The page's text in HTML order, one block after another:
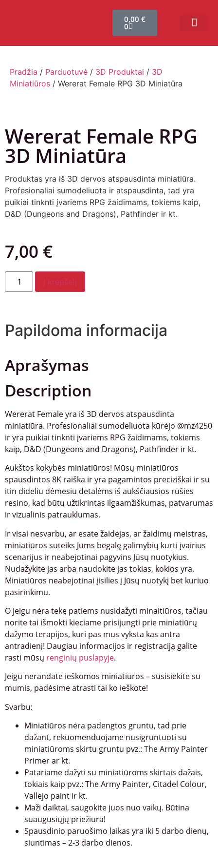
0,00€
0
Pradžia / Parduotuvė / 3D Produktai / 3D
Miniatiūros / Wererat Female RPG 3D Miniatūra
Wererat Female RPG
3D Miniatūra
Produktas yra iš 3D dervos atspausdinta miniatiūra.
Profesionaliai sumodeliuota ir atspausdinta, tad yra
puikiai tinknti įvariems RPG žaidimams, tokiems kaip,
D&D (Dungeons and Dragons), Pathfinder ir kt.
7,00 €
Į krepšelį
Papildoma informacija
Aprašymas
Description
Wererat Female yra iš 3D dervos atspausdinta
miniatiūra. Profesionaliai sumodeliuota kūrėjo @mz4250
ir yra puikiai tinknti įvariems RPG žaidimams, tokiems
kaip, D&D (Dungeons and Dragons), Pathfinder ir kt.
Aukštos kokybės miniatiūros! Mūsų miniatiūros
spausdintos 8K raiška ir yra pagamintos preciziškai ir su
itin dideliu dėmesiu detalėms iš aukščiausios rūšies
resino, kad būtų užtikrintas ilgaamžiškumas, patvarumas
ir vizualinis patrauklumas.
Ir visai nesvarbu, ar esate žaidėjas, ar žaidimų meistras,
miniatiūros suteiks Jums begalę galimybių kurti įvairius
scenarijus ir neabejotinai pagyvins Jūsų nuotykius.
Nudažykite jas arba naudokite jas tokias, kokios yra.
Miniatiūros neabejotinai įisilies į Jūsų nuotykį bet kuriuo
pasirinkimu.
O jeigu nėra tekę patiems nusidažyti minaitiūros, tačiau
norite tai išmokti kieciame prisijungti prie miniatiūrų
dažymo terapijos, kuri pas mus vyksta kas antra
antradienį! Daugiau informacijos ir registraciją galite
rasti mūsų renginių puslapyje.
Jeigu nerandate ieškomos miniatiūros – susisiekite su
mumis, padėsime atrasti tai ko ieškote!
Svarbu:
Miniatiūros nėra padengtos gruntu, tad prie
dažant, rekuomenduojame nusigruntuoti su
miniatiūroms skirtu gruntu pvz.: The Army Painter
Primer ar kt.
Patariame dažyti su miniatiūroms skirtais dažais,
tokiais kaip pvz.: The Army Painter, Citadel Colour,
Vallejo paint ir kt.
Maži daiktai, saugokite juos nuo vaikų. Būtina
suaugusiųjų priežiūra!
Spausdinio paruošimo laikas yra iki 5 darbo dienų,
siuntimas – 2-3 darbo dienos.